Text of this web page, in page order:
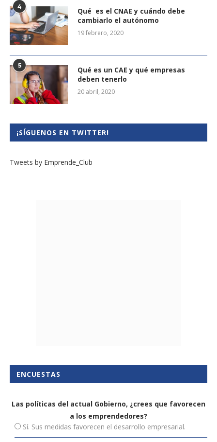
4
Qué es el CNAE y cuándo debe
cambiarlo el autónomo
19 febrero, 2020
5
Qué es un CAE y qué empresas
deben tenerlo
20 abril, 2020
¡SÍGUENOS EN TWITTER!
Tweets by Emprende_Club
ENCUESTAS
Las políticas del actual Gobierno, ¿crees que favorecen
a los emprendedores?
Sí. Sus medidas favorecen el desarrollo empresarial.